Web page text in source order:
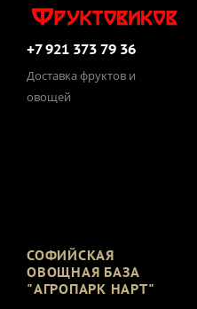
+7 921 373 79 36
Доставка фруктов и
овощей
СОФИЙСКАЯ
ОВОЩНАЯ БАЗА
"АГРОПАРК НАРТ"